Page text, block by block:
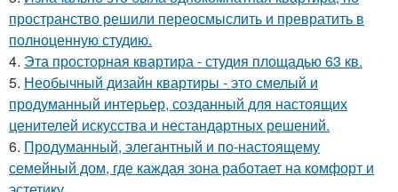
пространство решили переосмыслить и превратить в
полноценную студию.
4. Эта просторная квартира - студия площадью 63 кв.
5. Необычный дизайн квартиры - это смелый и
продуманный интерьер, созданный для настоящих
ценителей искусства и нестандартных решений.
6. Продуманный, элегантный и по-настоящему
семейный дом, где каждая зона работает на комфорт и